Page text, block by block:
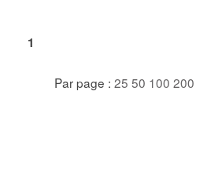
1
Par page : 25 50 100 200